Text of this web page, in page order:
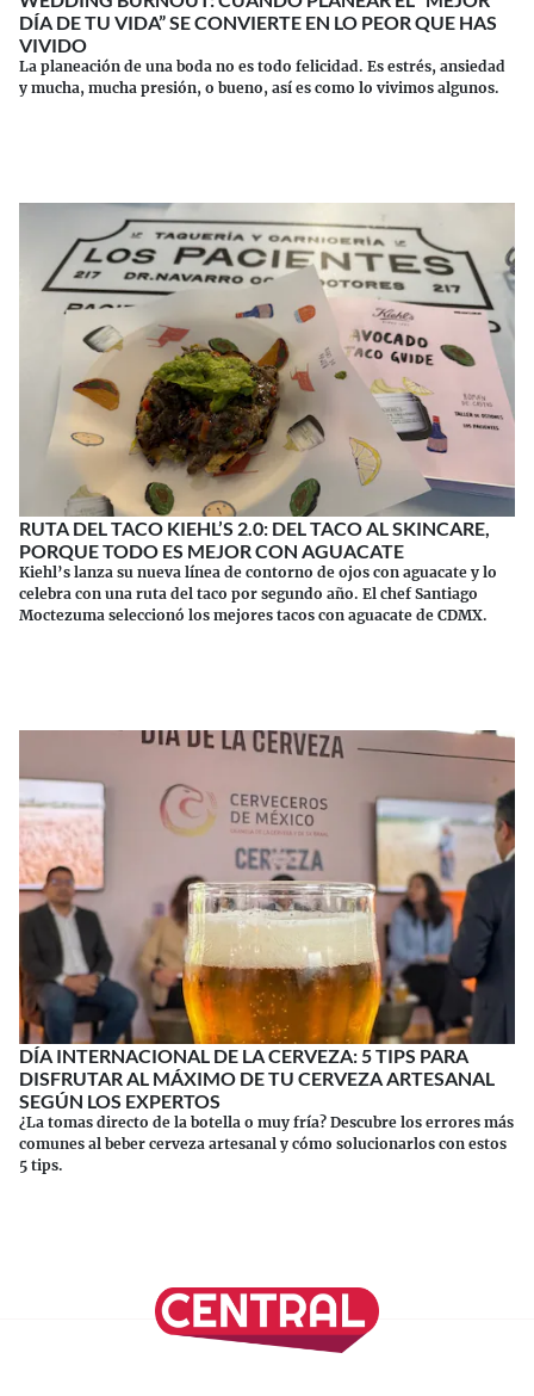
DÍA DE TU VIDA” SE CONVIERTE EN LO PEOR QUE HAS
VIVIDO
La planeación de una boda no es todo felicidad. Es estrés, ansiedad
y mucha, mucha presión, o bueno, así es como lo vivimos algunos.
RUTA DEL TACO KIEHL’S 2.0: DEL TACO AL SKINCARE,
PORQUE TODO ES MEJOR CON AGUACATE
Kiehl’s lanza su nueva línea de contorno de ojos con aguacate y lo
celebra con una ruta del taco por segundo año. El chef Santiago
Moctezuma seleccionó los mejores tacos con aguacate de CDMX.
DÍA INTERNACIONAL DE LA CERVEZA: 5 TIPS PARA
DISFRUTAR AL MÁXIMO DE TU CERVEZA ARTESANAL
SEGÚN LOS EXPERTOS
¿La tomas directo de la botella o muy fría? Descubre los errores más
comunes al beber cerveza artesanal y cómo solucionarlos con estos
5 tips.